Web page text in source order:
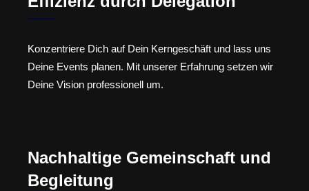
Konzentriere Dich auf Dein Kerngeschäft und lass uns
Deine Events planen. Mit unserer Erfahrung setzen wir
Deine Vision professionell um.
Nachhaltige Gemeinschaft und
Begleitung